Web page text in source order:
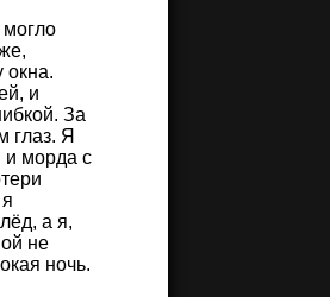
могло
окна.
и
За
глаз. Я
и морда с
а я,
не
ночь.